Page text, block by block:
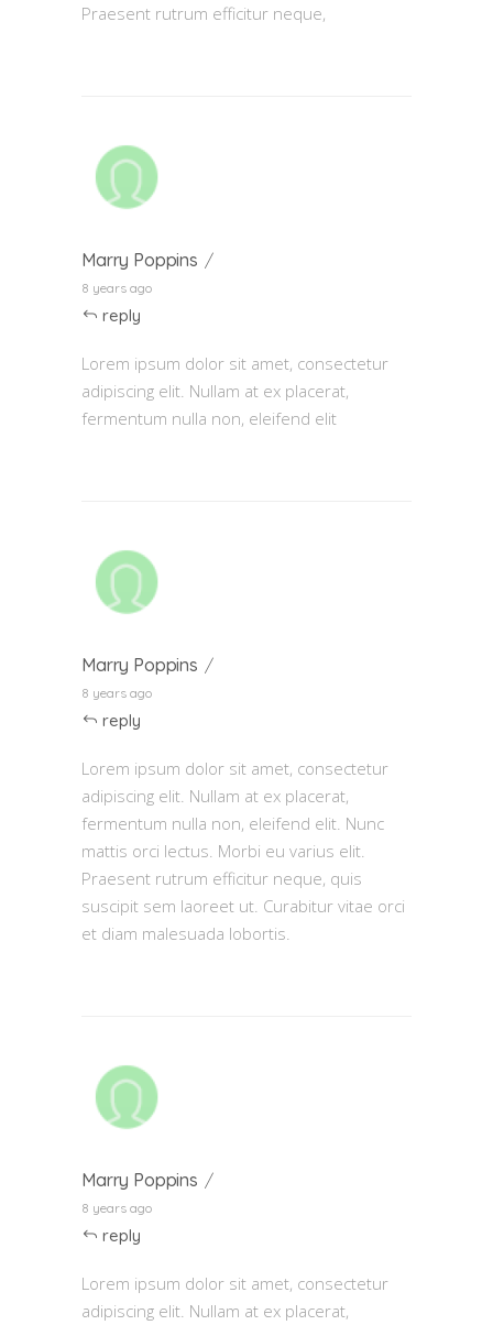
Praesent rutrum efficitur neque,
Marry Poppins
8 years ago
reply
Lorem ipsum dolor sit amet, consectetur
adipiscing elit. Nullam at ex placerat,
fermentum nulla non, eleifend elit
Marry Poppins
8 years ago
reply
Lorem ipsum dolor sit amet, consectetur
adipiscing elit. Nullam at ex placerat,
fermentum nulla non, eleifend elit. Nunc
mattis orci lectus. Morbi eu varius elit.
Praesent rutrum efficitur neque, quis
suscipit sem laoreet ut. Curabitur vitae orci
et diam malesuada lobortis.
Marry Poppins
8 years ago
reply
Lorem ipsum dolor sit amet, consectetur
adipiscing elit. Nullam at ex placerat,